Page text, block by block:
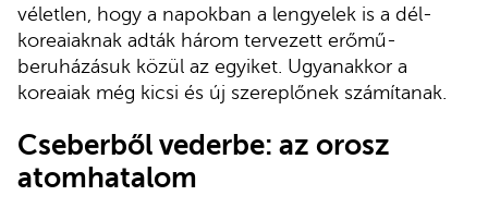
véletlen, hogy a napokban a lengyelek is a dél-
koreaiaknak adták három tervezett erőmű-
beruházásuk közül az egyiket. Ugyanakkor a
koreaiak még kicsi és új szereplőnek számítanak.
Cseberből vederbe: az orosz
atomhatalom